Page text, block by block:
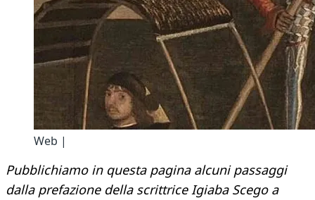
Web |
Pubblichiamo in questa pagina alcuni passaggi
dalla prefazione della scrittrice Igiaba Scego a